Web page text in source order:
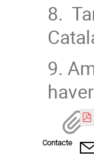
8.
9.
Contacte